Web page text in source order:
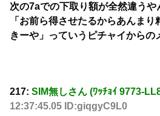
次の7aでの下取り額が全然違うや
「お前ら得させたるからあんま
きーや」っていうピチャイからの
217: SIM無しさん (ﾜｯﾁｮｲ 9773-
12:37:45.05 ID:giqgyC9L0